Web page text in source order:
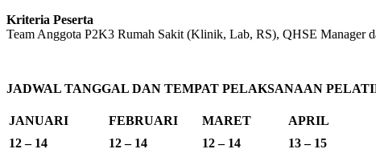
Kriteria Peserta
Team Anggota P2K3 Rumah Sakit (Klinik, Lab, RS), QHSE Manager
JADWAL TANGGAL DAN TEMPAT PELAKSANAAN
JANUARI FEBRUARI MARET APRIL
12 – 14
12 – 14 12 – 14 13 – 15